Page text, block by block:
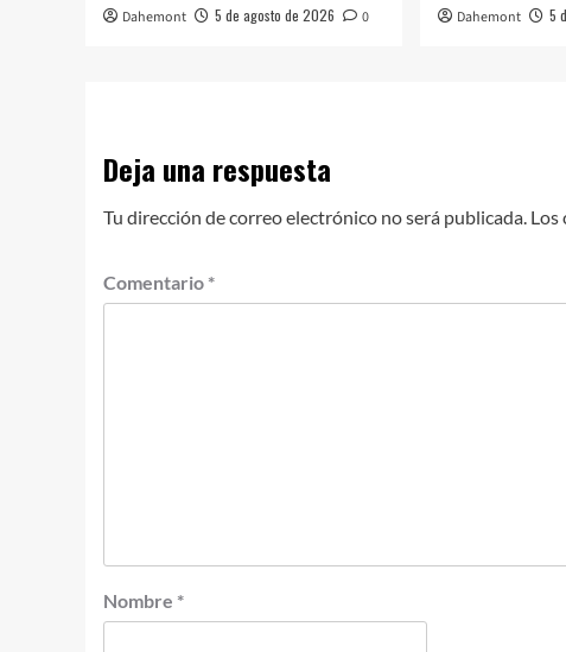
Dahemont 5 de agosto de 2026 0 Dahemont 5
Deja una respuesta
Tu dirección de correo electrónico no será publicada. Los
Comentario *
Nombre *